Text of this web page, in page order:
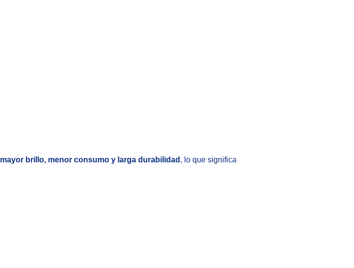
mayor brillo, menor consumo y larga durabilidad , lo que significa